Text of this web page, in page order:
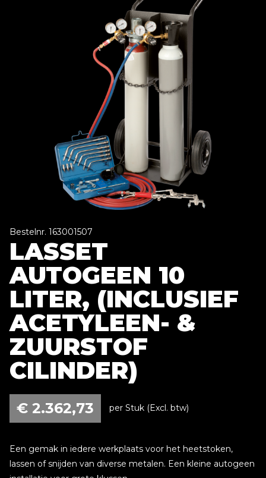
Bestelnr. 163001507
LASSET
AUTOGEEN 10
LITER, (INCLUSIEF
ACETYLEEN- &
ZUURSTOF
CILINDER)
€ 2.362,73 per Stuk (Excl. btw)
Een gemak in iedere werkplaats voor het heetstoken,
lassen of snijden van diverse metalen. Een kleine autogeen